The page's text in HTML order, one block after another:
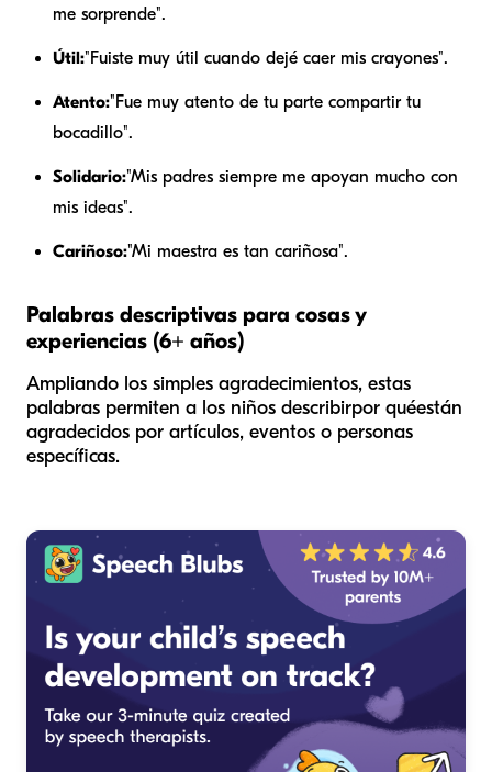
me sorprende".
Útil:"Fuiste muy útil cuando dejé caer mis crayones".
Atento:"Fue muy atento de tu parte compartir tu
bocadillo".
Solidario:"Mis padres siempre me apoyan mucho con
mis ideas".
Cariñoso:"Mi maestra es tan cariñosa".
Palabras descriptivas para cosas y
experiencias (6+ años)
Ampliando los simples agradecimientos, estas
palabras permiten a los niños describirpor quéestán
agradecidos por artículos, eventos o personas
específicas.